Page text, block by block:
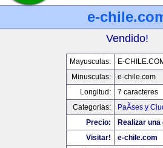
e-
Vendido!
Mayusculas:
E-
Minusculas:
e-chile.com
Longitud:
7 caracteres
Categorias:
PaÃ­ses y
Precio:
Realizar
Visitar!
e-chile.com